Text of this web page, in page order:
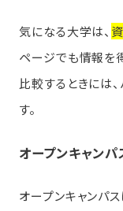
気になる大学は、
ページでも情報を
比較するときには
す。
オープンキャン
オープンキャンパ